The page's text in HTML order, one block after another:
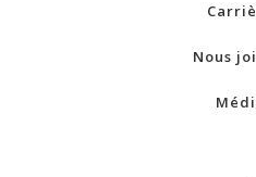
Nous